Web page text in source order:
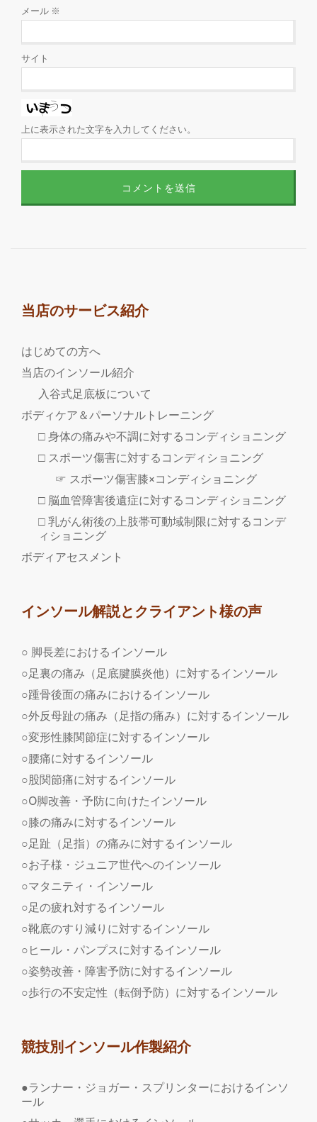
メール ※
サイト
上に表示された文字を入力してください。
当店のサービス紹介
はじめての方へ
当店のインソール紹介
入谷式足底板について
ボディケア＆パーソナルトレーニング
□ 身体の痛みや不調に対するコンディショニング
□ スポーツ傷害に対するコンディショニング
☞ スポーツ傷害膝×コンディショニング
□ 脳血管障害後遺症に対するコンディショニング
□ 乳がん術後の上肢帯可動域制限に対するコンデ
ィショニング
ボディアセスメント
インソール解説とクライアント様の声
○ 脚長差におけるインソール
○足裏の痛み（足底腱膜炎他）に対するインソール
○踵骨後面の痛みにおけるインソール
○外反母趾の痛み（足指の痛み）に対するインソール
○変形性膝関節症に対するインソール
○腰痛に対するインソール
○股関節痛に対するインソール
○O脚改善・予防に向けたインソール
○膝の痛みに対するインソール
○足趾（足指）の痛みに対するインソール
○お子様・ジュニア世代へのインソール
○マタニティ・インソール
○足の疲れ対するインソール
○靴底のすり減りに対するインソール
○ヒール・パンプスに対するインソール
○姿勢改善・障害予防に対するインソール
○歩行の不安定性（転倒予防）に対するインソール
競技別インソール作製紹介
●ランナー・ジョガー・スプリンターにおけるインソ
ール